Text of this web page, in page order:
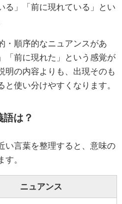
る」「前に現れている」とい
・順序的なニュアンスがあ
「前に現れた」という感覚が
明の内容よりも、出現そのも
使い分けやすくなります。
は？
い言葉を整理すると、意味の
す。
ニュアンス